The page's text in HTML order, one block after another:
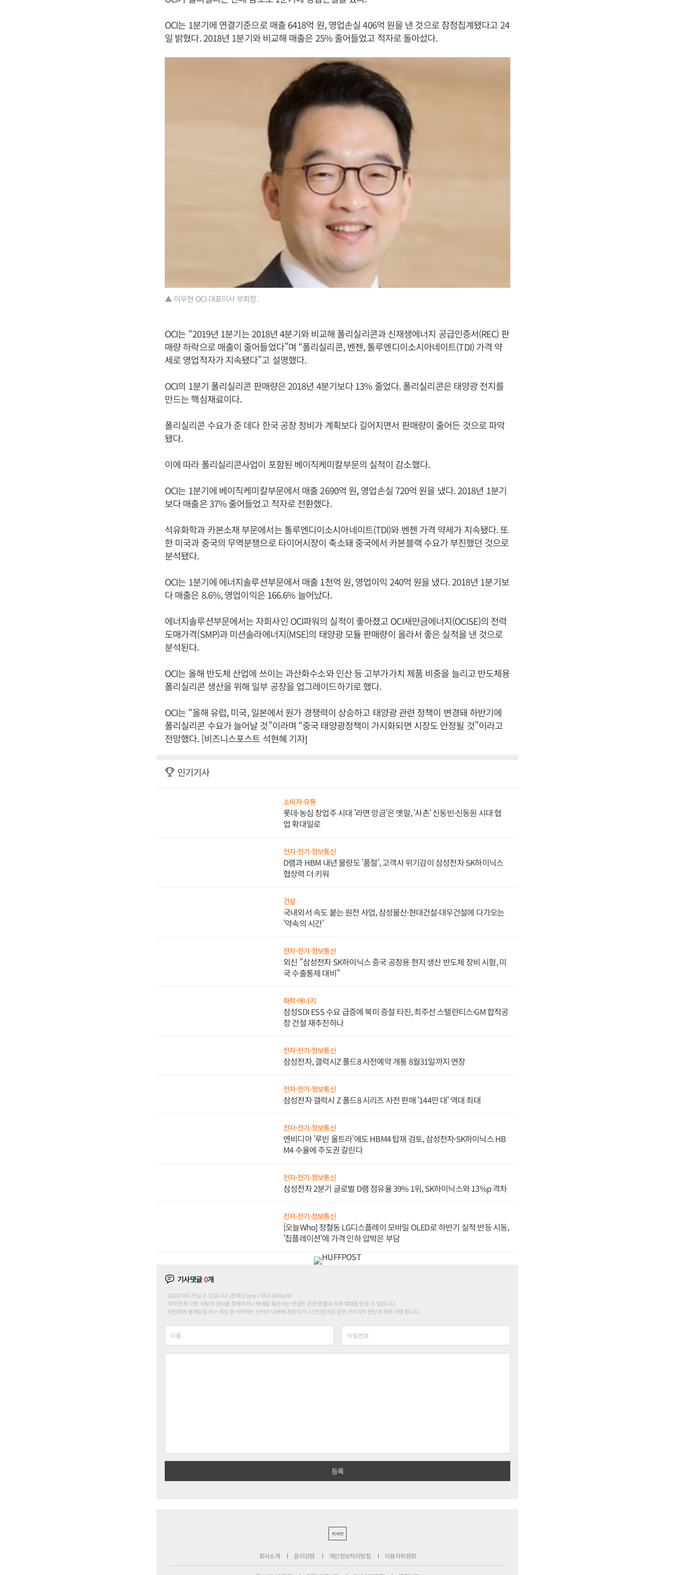
OCI는 1분기에 연결기준으로 매출 6418억 원, 영업손실 406억 원을 낸 것으로 잠정집계됐다고 24
일 밝혔다. 2018년 1분기와 비교해 매출은 25% 줄어들었고 적자로 돌아섰다.
▲ 이우현 OCI 대표이사 부회장.
OCI는 “2019년 1분기는 2018년 4분기와 비교해 폴리실리콘과 신재생에너지 공급인증서(REC) 판
매량 하락으로 매출이 줄어들었다”며 “폴리실리콘, 벤젠, 톨루엔디이소시아네이트(TDI) 가격 약
세로 영업적자가 지속됐다”고 설명했다.
OCI의 1분기 폴리실리콘 판매량은 2018년 4분기보다 13% 줄었다. 폴리실리콘은 태양광 전지를
만드는 핵심재료이다.
폴리실리콘 수요가 준 데다 한국 공장 정비가 계획보다 길어지면서 판매량이 줄어든 것으로 파악
됐다.
이에 따라 폴리실리콘사업이 포함된 베이직케미칼부문의 실적이 감소했다.
OCI는 1분기에 베이직케미칼부문에서 매출 2690억 원, 영업손실 720억 원을 냈다. 2018년 1분기
보다 매출은 37% 줄어들었고 적자로 전환했다.
석유화학과 카본소재 부문에서는 톨루엔디이소시아네이트(TDI)와 벤젠 가격 약세가 지속됐다. 또
한 미국과 중국의 무역분쟁으로 타이어시장이 축소돼 중국에서 카본블랙 수요가 부진했던 것으로
분석됐다.
OCI는 1분기에 에너지솔루션부문에서 매출 1천억 원, 영업이익 240억 원을 냈다. 2018년 1분기보
다 매출은 8.6%, 영업이익은 166.6% 늘어났다.
에너지솔루션부문에서는 자회사인 OCI파워의 실적이 좋아졌고 OCI새만금에너지(OCISE)의 전력
도매가격(SMP)과 미션솔라에너지(MSE)의 태양광 모듈 판매량이 올라서 좋은 실적을 낸 것으로
분석된다.
OCI는 올해 반도체 산업에 쓰이는 과산화수소와 인산 등 고부가가치 제품 비중을 늘리고 반도체용
폴리실리콘 생산을 위해 일부 공장을 업그레이드하기로 했다.
OCI는 “올해 유럽, 미국, 일본에서 원가 경쟁력이 상승하고 태양광 관련 정책이 변경돼 하반기에
폴리실리콘 수요가 늘어날 것”이라며 “중국 태양광정책이 가시화되면 시장도 안정될 것”이라고
전망했다. [비즈니스포스트 석현혜 기자]
인기기사
소비자·유통
롯데·농심 창업주 시대 '라면 앙금'은 옛말, '사촌' 신동빈·신동원 시대 협
업 확대일로
전자·전기·정보통신
D램과 HBM 내년 물량도 '품절', 고객사 위기감이 삼성전자 SK하이닉스
협상력 더 키워
건설
국내외서 속도 붙는 원전 사업, 삼성물산·현대건설·대우건설에 다가오는
'약속의 시간'
전자·전기·정보통신
외신 "삼성전자 SK하이닉스 중국 공장용 현지 생산 반도체 장비 시험, 미
국 수출통제 대비"
화학·에너지
삼성SDI ESS 수요 급증에 북미 증설 타진, 최주선 스텔란티스·GM 합작공
장 건설 재추진하나
전자·전기·정보통신
삼성전자, 갤럭시Z 폴드8 사전예약 개통 8월31일까지 연장
전자·전기·정보통신
삼성전자 갤럭시 Z 폴드8 시리즈 사전 판매 '144만 대' 역대 최대
전자·전기·정보통신
엔비디아 '루빈 울트라'에도 HBM4 탑재 검토, 삼성전자·SK하이닉스 HB
M4 수율에 주도권 갈린다
전자·전기·정보통신
삼성전자 2분기 글로벌 D램 점유율 39% 1위, SK하이닉스와 13%p 격차
전자·전기·정보통신
[오늘Who] 정철동 LG디스플레이 모바일 OLED로 하반기 실적 반등 시동,
'칩플레이션'에 가격 인하 압박은 부담
기사댓글0개
200자까지 쓰실 수 있습니다. (현재 0 byte / 최대 400byte)
저작권 등 다른 사람의 권리를 침해하거나 명예를 훼손하는 댓글은 관련 법률에 의해 제재를 받을 수 있습니다.
타인에게 불쾌감을 주는 욕설 등 비하하는 단어가 내용에 포함되거나 인신공격성 글은 관리자의 판단에 의해 삭제 합니다.
PC버전
회사소개 윤리강령 개인정보처리방침 이용자위원회